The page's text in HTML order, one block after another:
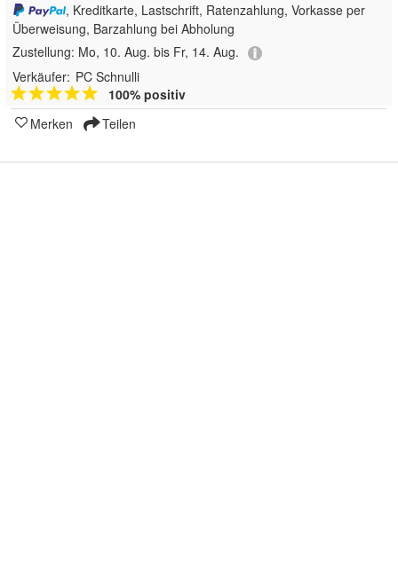
, Kreditkarte, Lastschrift, Ratenzahlung, Vorkasse per
Überweisung, Barzahlung bei Abholung
Zustellung: Mo, 10. Aug. bis Fr, 14. Aug.
Verkäufer: PC Schnulli
100% positiv
Merken
Teilen